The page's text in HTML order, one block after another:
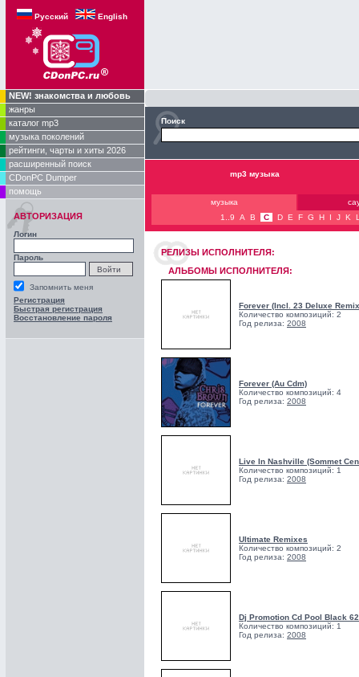
Русский English
NEW! знакомства и любовь
жанры
каталог mp3
музыка поколений
рейтинги, чарты и хиты 2026
расширенный поиск
CDonPC Dumper
помощь
АВТОРИЗАЦИЯ
Логин
Пароль
Запомнить меня
Регистрация
Быстрая регистрация
Восстановление пароля
Поиск
mp3 музыка
музыка
1..9
A B C D E F G H I J K
РЕЛИЗЫ ИCПОЛНИТЕЛЯ:
АЛЬБОМЫ ИСПОЛНИТЕЛЯ:
Forever (Incl. 23 Deluxe
Количество композиций: 2
Год релиза: 2008
Forever (Au Cdm)
Количество композиций: 4
Год релиза: 2008
Live In Nashville (Sommet
Количество композиций: 1
Год релиза: 2008
Ultimate Remixes
Количество композиций: 2
Год релиза: 2008
Dj Promotion Cd Pool Black 62
Количество композиций: 1
Год релиза: 2008